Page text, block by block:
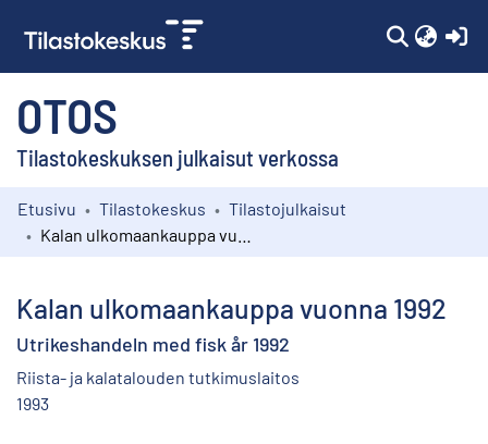
OTOS
Tilastokeskuksen julkaisut verkossa
Kokoelmat
Etusivu Tilastokeskus
Tilastojulkaisut
Kalan ulkomaankauppa vuonna 1992
Utrikeshandeln med fisk år 1992
Riista- ja kalatalouden tutkimuslaitos
1993